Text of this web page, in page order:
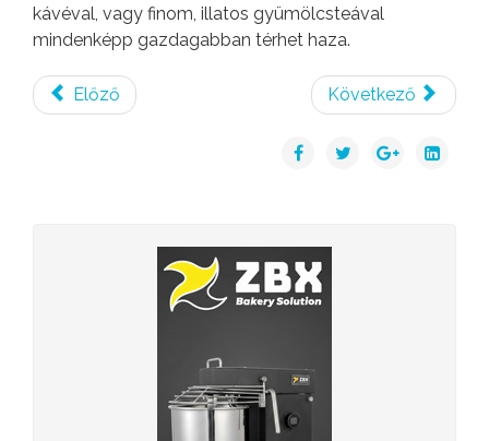
kávéval, vagy finom, illatos gyümölcsteával
mindenképp gazdagabban térhet haza.
Előző Következő